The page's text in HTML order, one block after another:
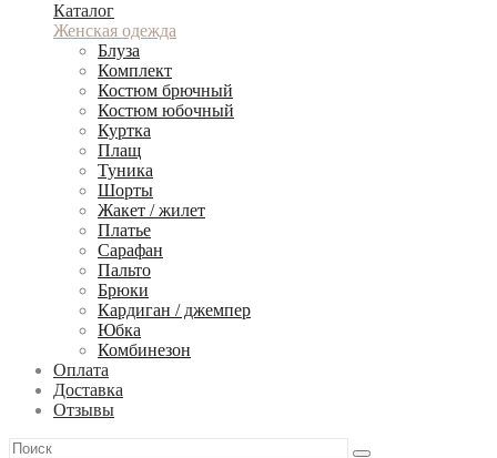
Каталог
Женская одежда
Блуза
Комплект
Костюм брючный
Костюм юбочный
Куртка
Плащ
Туника
Шорты
Жакет / жилет
Платье
Сарафан
Пальто
Брюки
Кардиган / джемпер
Юбка
Комбинезон
Оплата
Доставка
Отзывы